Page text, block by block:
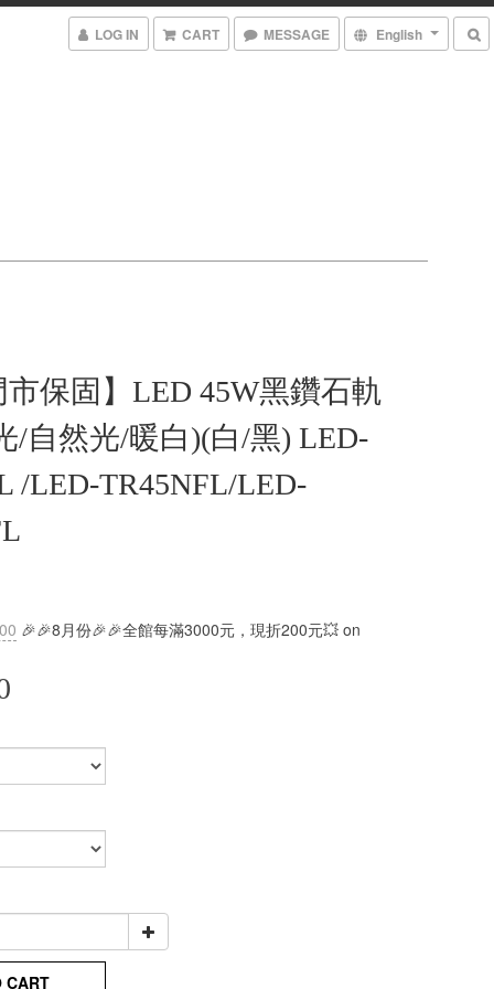
LOG IN CART MESSAGE English
保固】LED 45W黑鑽石軌
/自然光/暖白)(白/黑) LED-
/LED-TR45NFL/LED-
🎉🎉8月份🎉🎉全館每滿3000元，現折200元💥 on
CART